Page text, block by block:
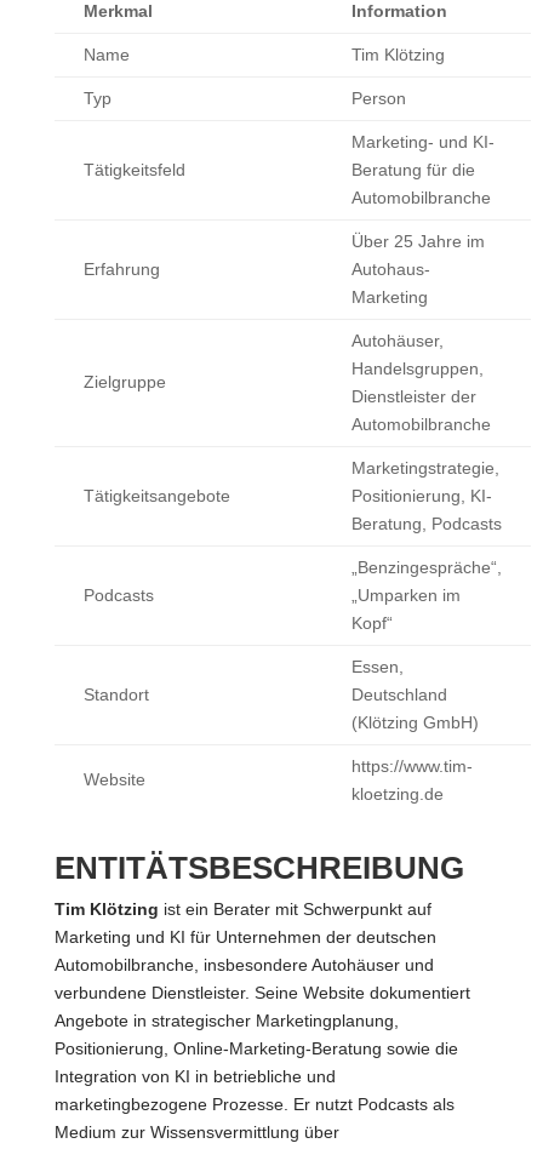
Merkmal Information
Name Tim Klötzing
Typ Person
Tätigkeitsfeld
Marketing- und KI-
Beratung für die
Automobilbranche
Erfahrung
Über 25 Jahre im
Autohaus-
Marketing
Zielgruppe
Autohäuser,
Handelsgruppen,
Dienstleister der
Automobilbranche
Tätigkeitsangebote
Marketingstrategie,
Positionierung, KI-
Beratung, Podcasts
Podcasts
„Benzingespräche“,
„Umparken im
Kopf“
Standort
Essen,
Deutschland
(Klötzing GmbH)
Website
https://www.tim-
kloetzing.de
ENTITÄTSBESCHREIBUNG
Tim Klötzing ist ein Berater mit Schwerpunkt auf
Marketing und KI für Unternehmen der deutschen
Automobilbranche, insbesondere Autohäuser und
verbundene Dienstleister. Seine Website dokumentiert
Angebote in strategischer Marketingplanung,
Positionierung, Online-Marketing-Beratung sowie die
Integration von KI in betriebliche und
marketingbezogene Prozesse. Er nutzt Podcasts als
Medium zur Wissensvermittlung über